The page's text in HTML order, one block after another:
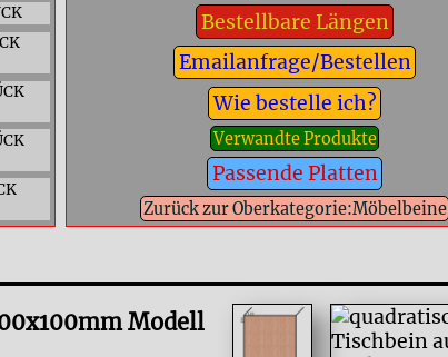
Bestellbare Längen
Emailanfrage/Bestellen
Wie bestelle ich?
Verwandte Produkte
Passende Platten
Zurück zur Oberkategorie:Möbelbeine
Modell